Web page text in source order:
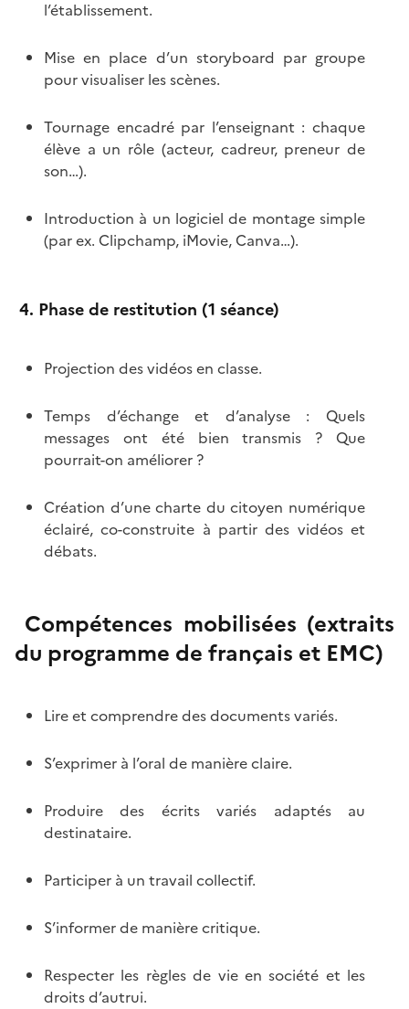
l’établissement.
Mise en place d’un storyboard par groupe
pour visualiser les scènes.
Tournage encadré par l’enseignant : chaque
élève a un rôle (acteur, cadreur, preneur de
son…).
Introduction à un logiciel de montage simple
(par ex. Clipchamp, iMovie, Canva…).
4. Phase de restitution (1 séance)
Projection des vidéos en classe.
Temps d’échange et d’analyse : Quels
messages ont été bien transmis ? Que
pourrait-on améliorer ?
Création d’une charte du citoyen numérique
éclairé, co-construite à partir des vidéos et
débats.
Compétences mobilisées (extraits
du programme de français et EMC)
Lire et comprendre des documents variés.
S’exprimer à l’oral de manière claire.
Produire des écrits variés adaptés au
destinataire.
Participer à un travail collectif.
S’informer de manière critique.
Respecter les règles de vie en société et les
droits d’autrui.